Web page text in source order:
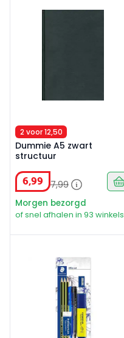
2 voor 12,50
Dummie A5 zwart
structuur
6,99 7,99
Morgen bezorgd
of snel afhalen in 93 winkels